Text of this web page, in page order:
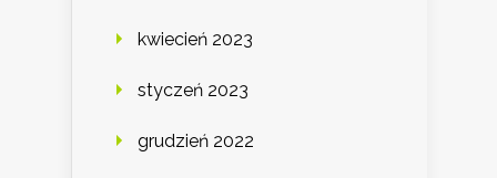
kwiecień 2023
styczeń 2023
grudzień 2022